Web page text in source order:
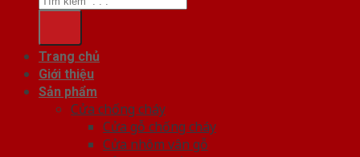
Trang chủ
Giới thiệu
Sản phẩm
Cửa chống cháy
Cửa gỗ chống cháy
Cửa nhôm vân gỗ